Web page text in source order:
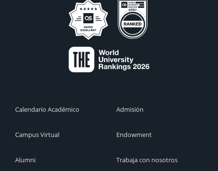
Calendario Académico
Campus Virtual
Alumni
Admisión
Endowment
Trabaja con nosotros